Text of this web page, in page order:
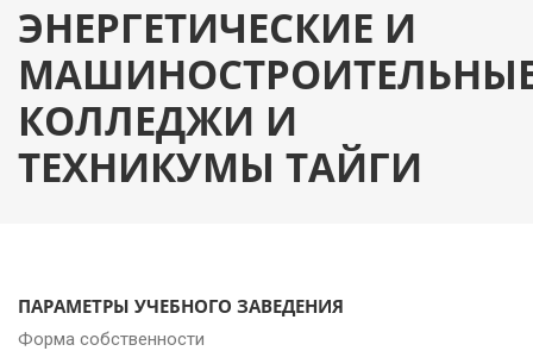
ЭНЕРГЕТИЧЕСКИЕ И
КОЛЛЕДЖИ И
ТЕХНИКУМЫ ТАЙГИ
ПАРАМЕТРЫ УЧЕБНОГО ЗАВЕДЕНИЯ
Форма собственности